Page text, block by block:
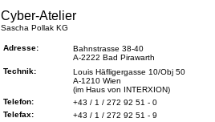
Cyber-Atelier
Sascha Pollak KG
Adresse:
Bahnstrasse 38-40
A-2222 Bad Pirawarth
Technik:
Louis Häfligergasse 10/Obj 50
A-1210 Wien
(im Haus von INTERXION)
Telefon:
+43 / 1 / 272 92 51 - 0
Telefax:
+43 / 1 / 272 92 51 - 9